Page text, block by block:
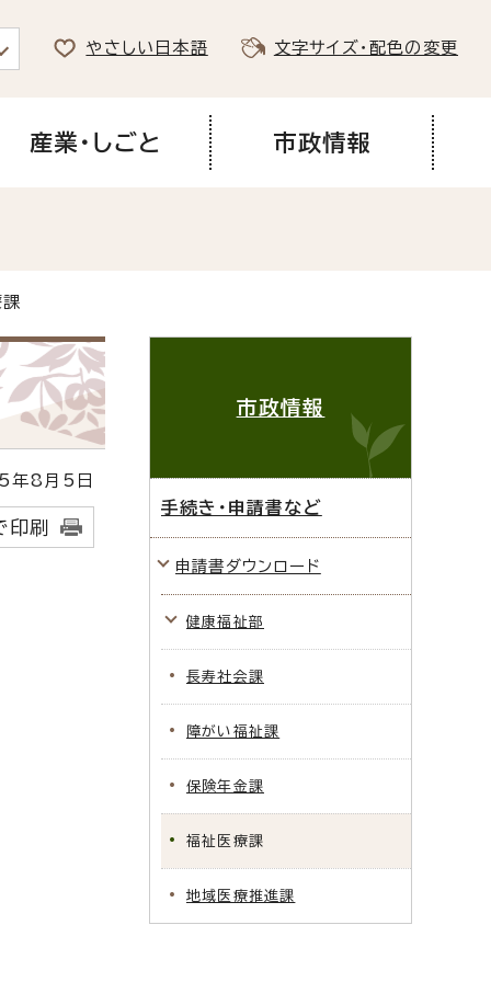
やさしい日本語 文字サイズ・配色の変更
産業・しごと 市政情報
8月5日
印刷
市政情報
手続き・申請書など
申請書ダウンロード
健康福祉部
長寿社会課
障がい福祉課
保険年金課
福祉医療課
地域医療推進課